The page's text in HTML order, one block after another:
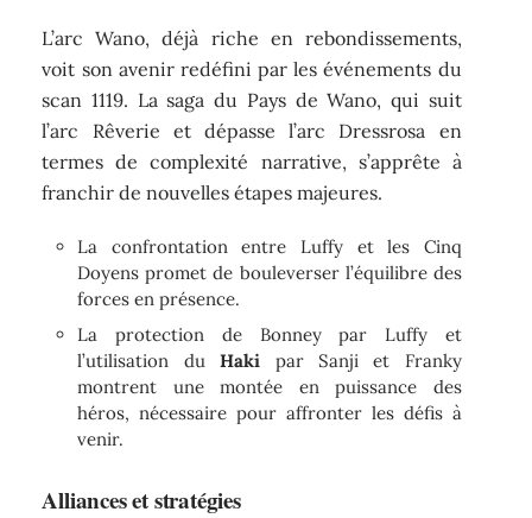
L’arc Wano, déjà riche en rebondissements,
voit son avenir redéfini par les événements du
scan 1119. La saga du Pays de Wano, qui suit
l’arc Rêverie et dépasse l’arc Dressrosa en
termes de complexité narrative, s’apprête à
franchir de nouvelles étapes majeures.
La confrontation entre Luffy et les Cinq
Doyens promet de bouleverser l’équilibre des
forces en présence.
La protection de Bonney par Luffy et
l’utilisation duHaki par Sanji et Franky
montrent une montée en puissance des
héros, nécessaire pour affronter les défis à
venir.
Alliances et stratégies